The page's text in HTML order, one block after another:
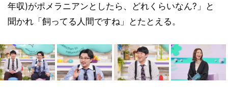
年収)がポメラニアンとしたら、どれくらいなん?」と
聞かれ「飼ってる人間ですね」とたとえる。